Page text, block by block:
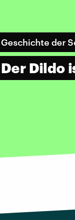
Geschichte der
Der Dildo